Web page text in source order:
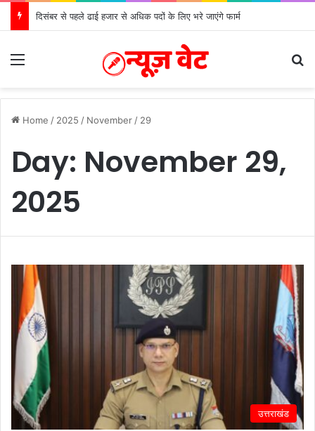
मुख्यमंत्री से महानिदेशक एनसीसी ने की शिष्टाचार भेंट
Home / 2025 / November / 29
Day: November 29,
2025
उत्तराखंड